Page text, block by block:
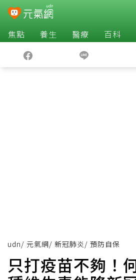
焦點 養生 醫療 百科
udn/ 元氣網/ 新冠肺炎 / 預防自保
只打疫苗不夠！